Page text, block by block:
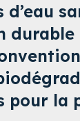
pour la